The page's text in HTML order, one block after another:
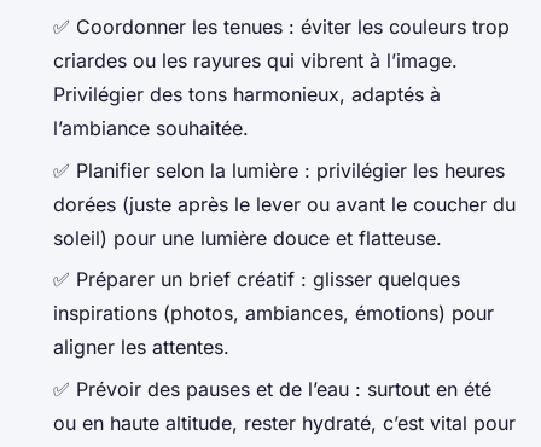
✅ Coordonner les tenues : éviter les couleurs trop
criardes ou les rayures qui vibrent à l’image.
Privilégier des tons harmonieux, adaptés à
l’ambiance souhaitée.
✅ Planifier selon la lumière : privilégier les heures
dorées (juste après le lever ou avant le coucher du
soleil) pour une lumière douce et flatteuse.
✅ Préparer un brief créatif : glisser quelques
inspirations (photos, ambiances, émotions) pour
aligner les attentes.
✅ Prévoir des pauses et de l’eau : surtout en été
ou en haute altitude, rester hydraté, c’est vital pour